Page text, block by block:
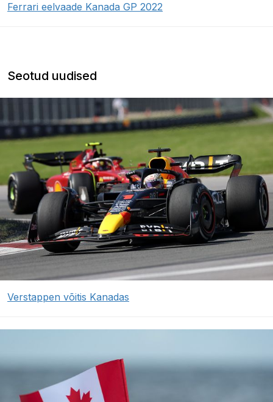
Ferrari eelvaade Kanada GP 2022
Seotud uudised
Verstappen võitis Kanadas